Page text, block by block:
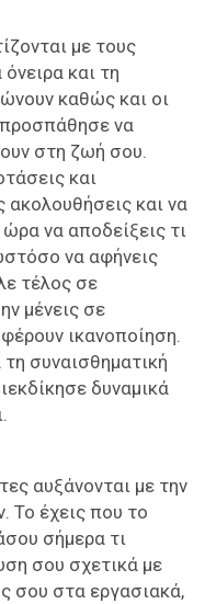
με τους
και τη
καθώς και οι
να
στη ζωή σου.
και
ακολουθήσεις και να
ώρα να αποδείξεις τι
να αφήνεις
τέλος σε
μένεις σε
ικανοποίηση.
συναισθηματική
δυναμικά
αυξάνονται με την
Το έχεις που το
σήμερα τι
σου σχετικά με
σου στα εργασιακά,